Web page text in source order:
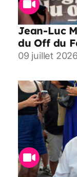
Jean-Luc
du Off du
09 juillet 2026